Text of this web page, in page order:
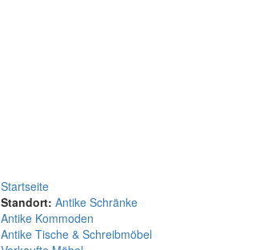
Startseite
Standort: Antike Schränke
Antike Kommoden
Antike Tische & Schreibmöbel